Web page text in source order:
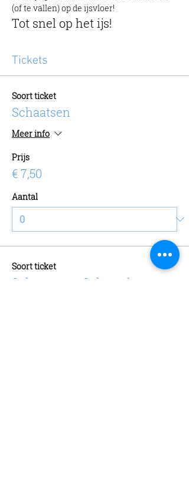
(of te vallen) op de ijsvloer!
Tot snel op het ijs!
Tickets
Soort ticket
Schaatsen
Meer info
Prijs
€ 7,50
Aantal
Soort ticket
Schaatsen + Schaatshuur